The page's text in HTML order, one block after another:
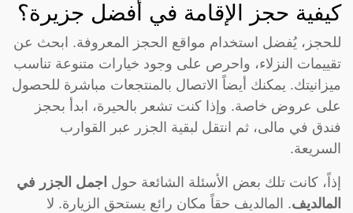
كيفية حجز الإقامة في أفضل جزيرة؟
للحجز، يُفضل استخدام مواقع الحجز المعروفة. ابحث عن
تقييمات النزلاء، واحرص على وجود خيارات متنوعة تناسب
ميزانيتك. يمكنك أيضاً الاتصال بالمنتجعات مباشرة للحصول
على عروض خاصة. وإذا كنت تشعر بالحيرة، ابدأ بحجز
فندق في مالى، ثم انتقل لبقية الجزر عبر القوارب
السريعة.
إذاً، كانت تلك بعض الأسئلة الشائعة حول اجمل الجزر في
المالديف. المالديف حقاً مكان رائع يستحق الزيارة. لا